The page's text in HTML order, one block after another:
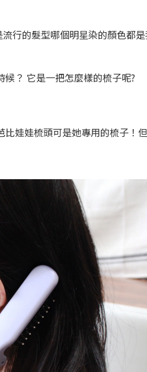
行的髮型哪個明星染的顏色都
？ 它是一把怎麼樣的梳子呢?
娃娃梳頭可是她專用的梳子！